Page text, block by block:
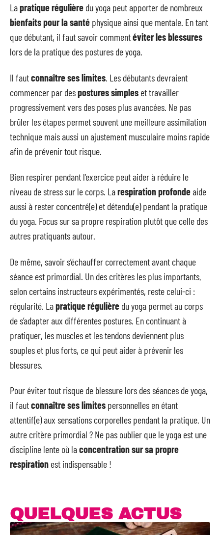
Lapratique régulière du yoga peut apporter de nombreux
bienfaits pour la santé physique ainsi que mentale. En tant
que débutant, il faut savoir commentéviter les blessures
lors de la pratique des postures de yoga.
Il fautconnaître ses limites . Les débutants devraient
commencer par despostures simples et travailler
progressivement vers des poses plus avancées. Ne pas
brûler les étapes permet souvent une meilleure assimilation
technique mais aussi un ajustement musculaire moins rapide
afin de prévenir tout risque.
Bien respirer pendant l’exercice peut aider à réduire le
niveau de stress sur le corps. Larespiration profondeaide
aussi à rester concentré(e) et détendu(e) pendant la pratique
du yoga. Focus sur sa propre respiration plutôt que celle des
autres pratiquants autour.
De même, savoir s’échauffer correctement avant chaque
séance est primordial. Un des critères les plus importants,
selon certains instructeurs expérimentés, reste celui-ci :
régularité. Lapratique régulière du yoga permet au corps
de s’adapter aux différentes postures. En continuant à
pratiquer, les muscles et les tendons deviennent plus
souples et plus forts, ce qui peut aider à prévenir les
blessures.
Pour éviter tout risque de blessure lors des séances de yoga,
il fautconnaître ses limites personnelles en étant
attentif(e) aux sensations corporelles pendant la pratique. Un
autre critère primordial ? Ne pas oublier que le yoga est une
discipline lente où laconcentration sur sa propre
respiration est indispensable !
QUELQUES ACTUS